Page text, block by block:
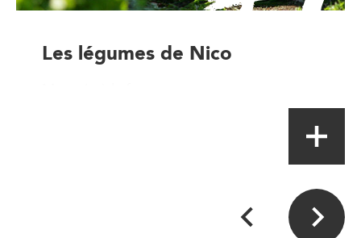
Les légumes de Nico